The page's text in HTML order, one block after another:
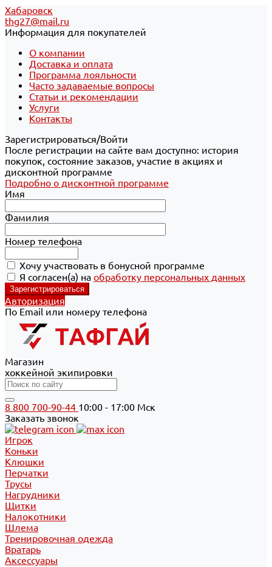
Хабаровск
thg27@mail.ru
Информация для покупателей
О компании
Доставка и оплата
Программа лояльности
Часто задаваемые вопросы
Статьи и рекомендации
Услуги
Контакты
Зарегистрироваться/Войти
После регистрации на сайте вам доступно: история
покупок, состояние заказов, участие в акциях и
дисконтной программе
Подробно о дисконтной программе
Имя
Фамилия
Номер телефона
Хочу участвовать в бонусной программе
Я согласен(а) на обработку персональных данных
Авторизация
По Email или номеру телефона
Магазин
хоккейной экипировки
8 800 700-90-44 10:00 - 17:00 Мск
Заказать звонок
Игрок
Коньки
Клюшки
Перчатки
Трусы
Нагрудники
Щитки
Налокотники
Шлема
Тренировочная одежда
Вратарь
Аксессуары